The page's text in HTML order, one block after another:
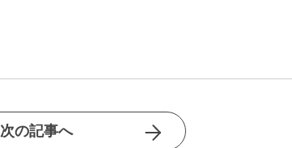
次の記事へ